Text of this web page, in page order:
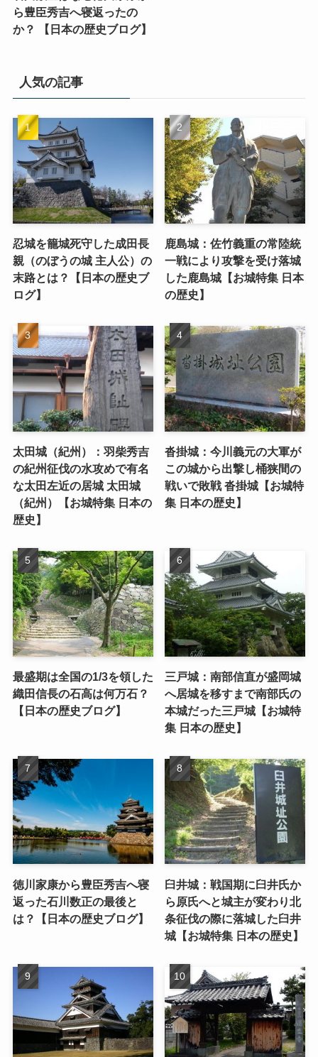
ら豊臣秀吉へ寝返ったの
か？ 【日本の歴史ブログ】
人気の記事
忍城を籠城死守した成田長
親（のぼうの城 主人公）の
末路とは？【日本の歴史ブ
ログ】
鹿島城：佐竹義重の常陸統
一戦により攻撃を受け落城
した鹿島城【お城特集 日本
の歴史】
太田城（紀州）：羽柴秀吉
の紀州征伐の水攻めで有名
な太田左近の居城 太田城
（紀州）【お城特集 日本の
歴史】
沓掛城：今川義元の大軍が
この城から出撃し桶狭間の
戦いで敗戦 沓掛城【お城特
集 日本の歴史】
最盛期は全国の1/3を領した
織田信長の石高は何万石？
【日本の歴史ブログ】
三戸城：南部信直が盛岡城
へ居城を移すまで南部氏の
本城だった三戸城【お城特
集 日本の歴史】
徳川家康から豊臣秀吉へ寝
返った石川数正の最後と
は？【日本の歴史ブログ】
臼井城：戦国期に臼井氏か
ら原氏へと城主が変わり北
条征伐の際に落城した臼井
城【お城特集 日本の歴史】